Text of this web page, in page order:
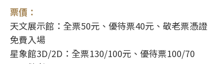
票價：
天文展示館：全票50元、優待票40元、敬老票憑證
免費入場
星象館3D/2D：全票130/100元、優待票100/70